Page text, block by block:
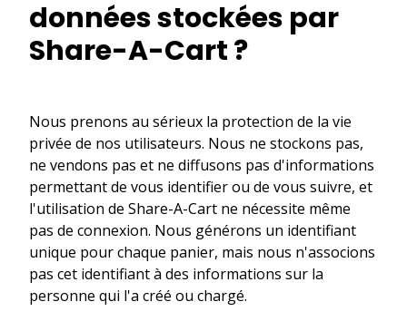
données stockées par
Share-A-Cart ?
Nous prenons au sérieux la protection de la vie
privée de nos utilisateurs. Nous ne stockons pas,
ne vendons pas et ne diffusons pas d'informations
permettant de vous identifier ou de vous suivre, et
l'utilisation de Share-A-Cart ne nécessite même
pas de connexion. Nous générons un identifiant
unique pour chaque panier, mais nous n'associons
pas cet identifiant à des informations sur la
personne qui l'a créé ou chargé.